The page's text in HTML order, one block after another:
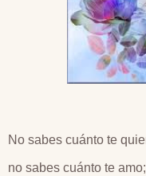
No sabes cuánto te
no sabes cuánto te amo;